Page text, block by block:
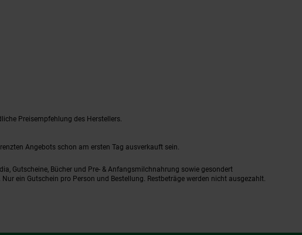
Preisempfehlung des Herstellers.
Angebots schon am ersten Tag ausverkauft sein.
Gutscheine, Bücher und Pre- & Anfangsmilchnahrung sowie gesondert
ein Gutschein pro Person und Bestellung. Restbeträge werden nicht ausgezahlt.